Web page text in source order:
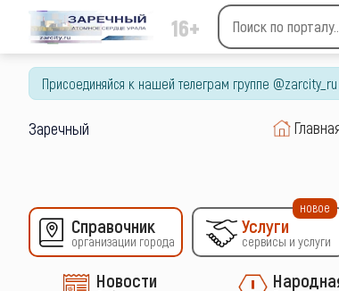
16+
Type 2 or more
for results.
Присоединяйся к нашей телеграм группе
Заречный
Справочник
организации города
Услуги
сервисы и услуги
новое
Новости